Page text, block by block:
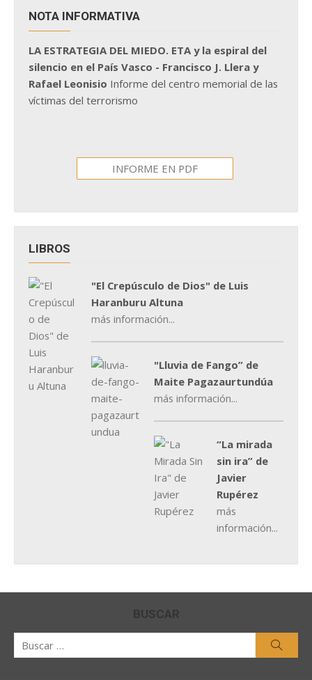
NOTA INFORMATIVA
LA ESTRATEGIA DEL MIEDO. ETA y la espiral del
silencio en el País Vasco - Francisco J. Llera y
Rafael Leonisio Informe del centro memorial de las
víctimas del terrorismo
INFORME EN PDF
LIBROS
"El Crepúsculo de Dios" de Luis
Haranburu Altuna
más información...
"Lluvia de Fango” de
Maite Pagazaurtundúa
más información...
“La mirada
sin ira” de
Javier
Rupérez
más
información...
BUSCAR